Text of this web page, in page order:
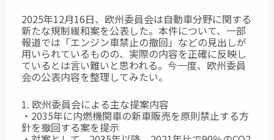
2025年12月16日、欧州委員会は自動車分野に関する
新たな規制緩和案を公表した。本件について、一部
報道では「エンジン車禁止の撤回」などの見出しが
用いられているものの、実際の内容を正確に反映し
ているとは言い難いと思われる。今一度、欧州委員
会の公表内容を整理してみたい。
1. 欧州委員会による主な提案内容
・2035年に内燃機関車の新車販売を原則禁止する方
針を撤回する案を提示